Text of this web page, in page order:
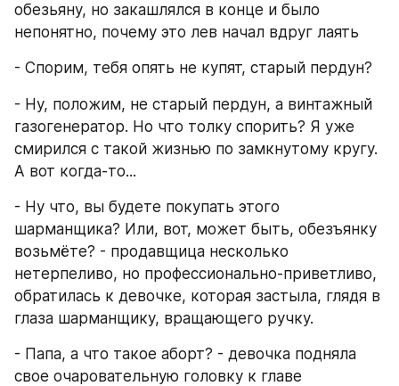
обезьяну, но закашлялся в конце и было
непонятно, почему это лев начал вдруг лаять
- Спорим, тебя опять не купят, старый пердун?
- Ну, положим, не старый пердун, а винтажный
газогенератор. Но что толку спорить? Я уже
смирился с такой жизнью по замкнутому кругу.
А вот когда-то...
- Ну что, вы будете покупать этого
шарманщика? Или, вот, может быть, обезъянку
возьмёте? - продавщица несколько
нетерпеливо, но профессионально-приветливо,
обратилась к девочке, которая застыла, глядя в
глаза шарманщику, вращающего ручку.
- Папа, а что такое аборт? - девочка подняла
свое очаровательную головку к главе